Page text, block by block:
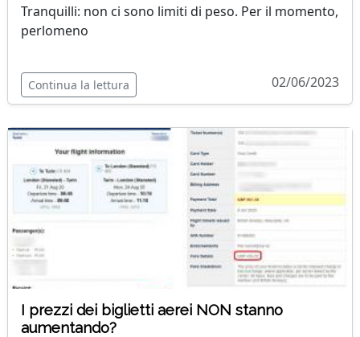
Tranquilli: non ci sono limiti di peso. Per il momento,
perlomeno
Continua la lettura 02/06/2023
I prezzi dei biglietti aerei NON stanno
aumentando?